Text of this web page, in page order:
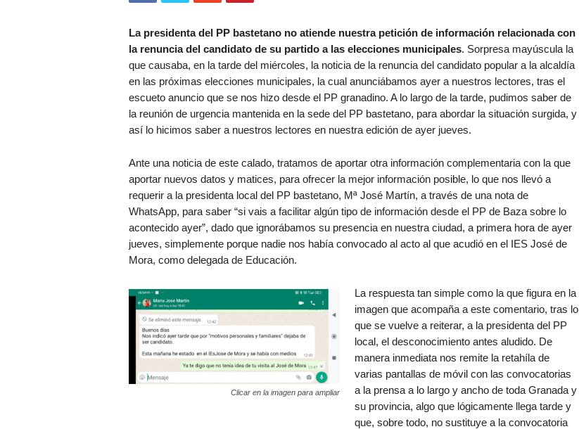
La presidenta del PP bastetano no atiende nuestra petición de información relacionada con
la renuncia del candidato de su partido a las elecciones municipales. Sorpresa mayúscula la
que causaba, en la tarde del miércoles, la noticia de la renuncia del candidato popular a la alcaldía
en las próximas elecciones municipales, la cual anunciábamos ayer a nuestros lectores, tras el
escueto anuncio que se nos hizo desde el PP granadino. A lo largo de la tarde, pudimos saber de
la reunión de urgencia mantenida en la sede del PP bastetano, para abordar la situación surgida, y
así lo hicimos saber a nuestros lectores en nuestra edición de ayer jueves.
Ante una noticia de este calado, tratamos de aportar otra información complementaria con la que
aportar nuevos datos y matices, para ofrecer la mejor información posible, lo que nos llevó a
requerir a la presidenta local del PP bastetano, Mª José Martín, a través de una nota de
WhatsApp, para saber “si vais a facilitar algún tipo de información desde el PP de Baza sobre lo
acontecido ayer”, dado que ignorábamos su presencia en nuestra ciudad, a primera hora de ayer
jueves, simplemente porque nadie nos había convocado al acto al que acudió en el IES José de
Mora, como delegada de Educación.
Clicar en la imagen para ampliar
La respuesta tan simple como la que figura en la
imagen que acompaña a este comentario, tras lo
que se vuelve a reiterar, a la presidenta del PP
local, el desconocimiento antes aludido. De
manera inmediata nos remite la retahíla de
varias pantallas de móvil con las convocatorias
a la prensa a lo largo y ancho de toda Granada y
su provincia, algo que lógicamente llega tarde y
que, sobre todo, no sustituye a la convocatoria